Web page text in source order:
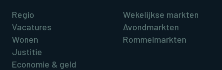
Regio
Vacatures
Wonen
Justitie
Economie & geld
Wekelijkse markten
Avondmarkten
Rommelmarkten